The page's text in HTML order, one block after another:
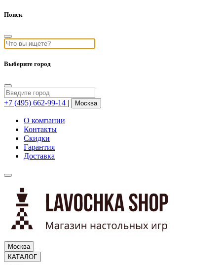
Поиск
Выберите город
+7 (495) 662-99-14 | Москва
О компании
Контакты
Скидки
Гарантия
Доставка
Москва
КАТАЛОГ